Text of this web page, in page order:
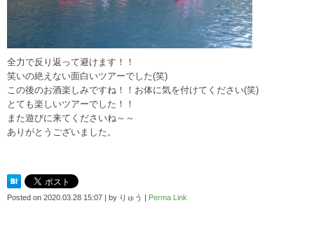
全力で反り返って避けます！！
笑いの絶えない面白いツアーでした(笑)
この後のお酒楽しみですね！！お体に気を付けてください(笑)
とても楽しいツアーでした！！
また遊びに来てくださいね～～
ありがとうございました。
Posted on 2020.03.28 15:07 | by りゅう | Perma Link